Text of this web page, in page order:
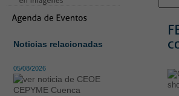
Noticias relacionadas
05/08/2026